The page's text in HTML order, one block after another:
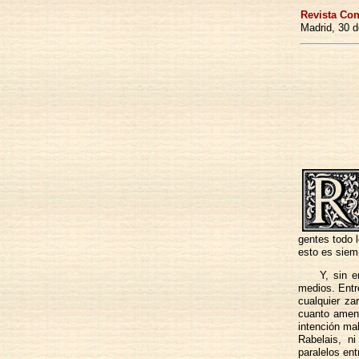
Revista
Madrid, 30
gentes todo
esto es
Y, sin
medios.
cualquier
cuanto
intención
Rabelais,
paralelos